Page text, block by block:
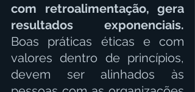
com retroalimentação, gera
Boas práticas éticas e com
valores dentro de princípios,
devem ser alinhados às